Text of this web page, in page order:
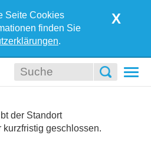
Seite Cookies
finden Sie
.
X
der Standort
geschlossen.